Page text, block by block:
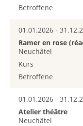
Betroffene
01.01.2026 -
Ramer en rose
Neuchâtel
Kurs
Betroffene
01.01.2026 -
Atelier théâtre
Neuchâtel